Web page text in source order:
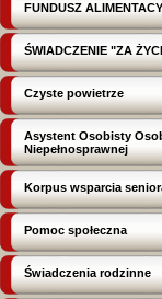
FUNDUSZ
ŚWIADCZENIE "ZA
Czyste powietrze
Asystent Osobisty
Niepełnosprawnej
Korpus wsparcia
Pomoc społeczna
Świadczenia rodzinne